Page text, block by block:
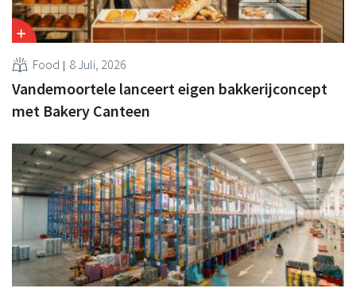
Food 8 Juli, 2026
Vandemoortele lanceert eigen bakkerijconcept
met Bakery Canteen